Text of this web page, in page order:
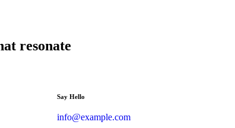
resonate
Say Hello
info@example.com